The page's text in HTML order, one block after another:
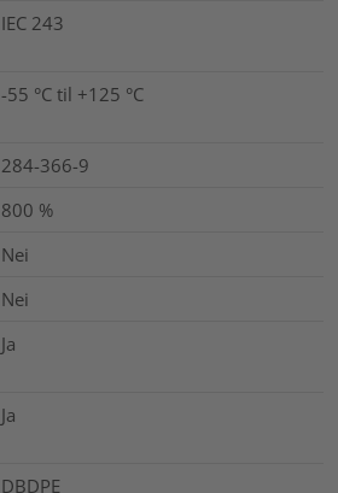
IEC 243
-55 °C til +125 °C
284-366-9
800 %
Nei
Nei
Ja
Ja
DBDPE